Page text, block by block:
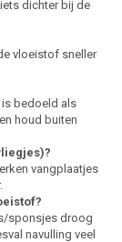
dichter bij de
vloeistof sneller
bedoeld als
houd buiten
vangplaatjes
sponsjes droog
navulling veel